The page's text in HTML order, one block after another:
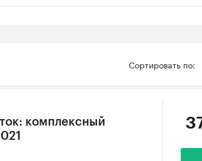
Сортировать по:
комплексный